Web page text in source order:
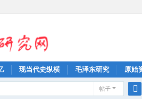
现当代史纵横 毛泽东研究 原始
帖子